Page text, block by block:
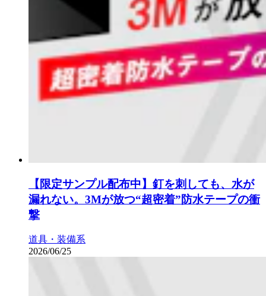
【限定サンプル配布中】釘を刺しても、水が
漏れない。3Mが放つ“超密着”防水テープの衝
撃
道具・装備系
2026/06/25